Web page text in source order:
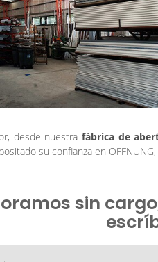
desde nuestra fábrica de
su confianza en
sin